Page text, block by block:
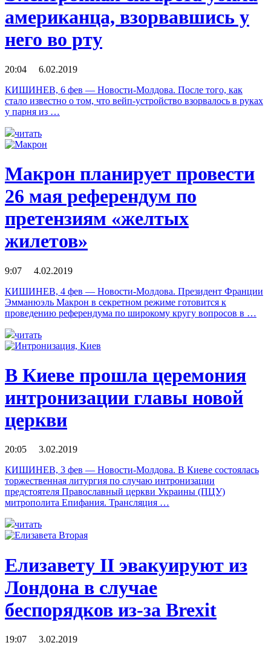
американца, взорвавшись у
него во рту
20:04 6.02.2019
КИШИНЕВ, 6 фев — Новости-Молдова. После того, как
стало известно о том, что вейп-устройство взорвалось в руках
у парня из …
читать
Макрон планирует провести
26 мая референдум по
претензиям «желтых
жилетов»
9:07 4.02.2019
КИШИНЕВ, 4 фев — Новости-Молдова. Президент Франции
Эмманюэль Макрон в секретном режиме готовится к
проведению референдума по широкому кругу вопросов в …
читать
В Киеве прошла церемония
интронизации главы новой
церкви
20:05 3.02.2019
КИШИНЕВ, 3 фев — Новости-Молдова. В Киеве состоялась
торжественная литургия по случаю интронизации
предстоятеля Православный церкви Украины (ПЦУ)
митрополита Епифания. Трансляция …
читать
Елизавету II эвакуируют из
Лондона в случае
беспорядков из-за Brexit
19:07 3.02.2019